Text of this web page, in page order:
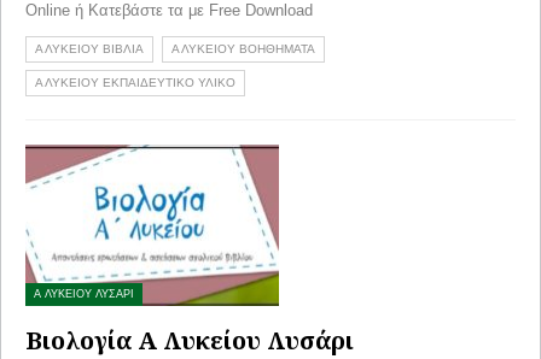
Online ή Κατεβάστε τα με Free Download
Α ΛΥΚΕΙΟΥ ΒΙΒΛΙΑ Α ΛΥΚΕΙΟΥ ΒΟΗΘΗΜΑΤΑ
Α ΛΥΚΕΙΟΥ ΕΚΠΑΙΔΕΥΤΙΚΟ ΥΛΙΚΟ
Α ΛΥΚΕΙΟΥ ΛΥΣΑΡΙ
Βιολογία Α Λυκείου Λυσάρι